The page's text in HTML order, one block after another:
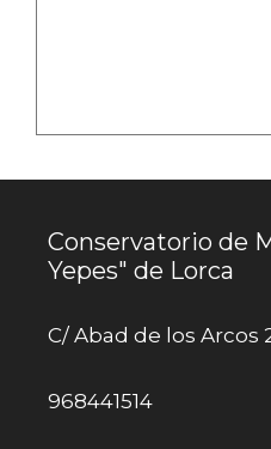
Conservatorio de
Yepes" de Lorca
C/ Abad de los Arcos
968441514